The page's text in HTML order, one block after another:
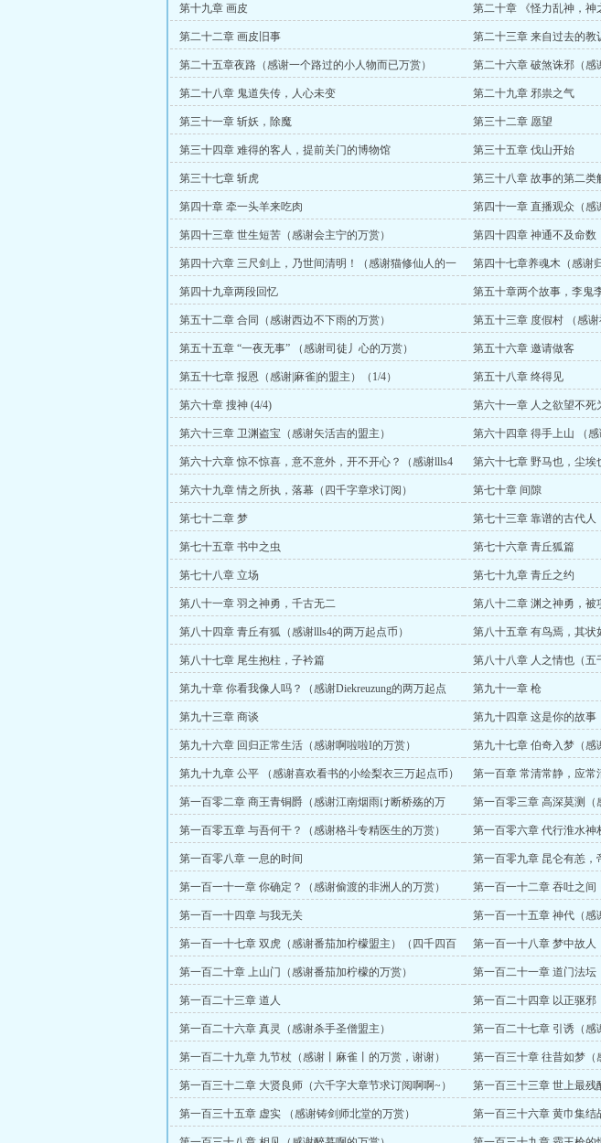
第十九章 画皮 第二十章 《怪力乱神，神
第二十二章 画皮旧事
第二十三章 来自过去的教
赏）
第二十五章夜路（感谢一个路过的小人物而已万赏）
第二十六章 破煞诛邪（
赏）
第二十八章 鬼道失传，人心未变 第二十九章 邪祟之气
第三十一章 斩妖，除魔 第三十二章 愿望
第三十四章 难得的客人，提前关门的博物馆 第三十五章 伐山开始
第三十七章 斩虎 第三十八章 故事的第二类
第四十章 牵一头羊来吃肉 第四十一章 直播观众（感
第四十三章 世生短苦（感谢会主宁的万赏） 第四十四章 神通不及命数
第四十六章 三尺剑上，乃世间清明！（感谢猫修仙人的一
万五千起点币）
第四十七章养魂木（感谢
第四十九章两段回忆 第五十章两个故事，李鬼
第五十二章 合同（感谢西边不下雨的万赏） 第五十三章 度假村 （感谢
第五十五章 “一夜无事” （感谢司徒丿心的万赏） 第五十六章 邀请做客
第五十七章 报恩（感谢|麻雀|的盟主）（1/4） 第五十八章 终得见
第六十章 搜神 (4/4) 第六十一章 人之欲望不死
第六十三章 卫渊盗宝（感谢矢活吉的盟主） 第六十四章 得手上山 （感
第六十六章 惊不惊喜，意不意外，开不开心？（感谢llls4
一万五千起点币
第六十七章 野马也，尘埃
第六十九章 情之所执，落幕（四千字章求订阅） 第七十章 间隙
第七十二章 梦 第七十三章 靠谱的古代人
第七十五章 书中之虫 第七十六章 青丘狐篇
第七十八章 立场 第七十九章 青丘之约
第八十一章 羽之神勇，千古无二 第八十二章 渊之神勇，被
第八十四章 青丘有狐（感谢llls4的两万起点币）
第八十五章 有鸟焉，其
年万赏）
第八十七章 尾生抱柱，子衿篇 第八十八章 人之情也（五
第九十章 你看我像人吗？（感谢Diekreuzung的两万起点
币）
第九十一章 枪
第九十三章 商谈 第九十四章 这是你的故事
第九十六章 回归正常生活（感谢啊啦啦I的万赏） 第九十七章 伯奇入梦（感
第九十九章 公平 （感谢喜欢看书的小绘梨衣三万起点币） 第一百章 常清常静，应常
第一百零二章 商王青铜爵（感谢江南烟雨け断桥殇的万
赏）
第一百零三章 高深莫测（
第一百零五章 与吾何干？（感谢格斗专精医生的万赏） 第一百零六章 代行淮水神
第一百零八章 一息的时间 第一百零九章 昆仑有恙，
第一百一十一章 你确定？（感谢偷渡的非洲人的万赏）
（4K章求订阅）
第一百一十二章 吞吐之间
世界有出入）
第一百一十四章 与我无关 第一百一十五章 神代（感
第一百一十七章 双虎（感谢番茄加柠檬盟主）（四千四百
字，卡文一更）
第一百一十八章 梦中故人
第一百二十章 上山门（感谢番茄加柠檬的万赏） 第一百二十一章 道门法坛
第一百二十三章 道人
第一百二十四章 以正驱邪
币）（大章求订阅）
第一百二十六章 真灵（感谢杀手圣僧盟主） 第一百二十七章 引诱（感
第一百二十九章 九节杖（感谢丨麻雀丨的万赏，谢谢）
（大章求订阅！）
第一百三十章 往昔如梦（
主）
第一百三十二章 大贤良师（六千字大章节求订阅啊啊~）
第一百三十三章 世上最残
主）
第一百三十五章 虚实 （感谢铸剑师北堂的万赏）
第一百三十六章 黄巾集结
币）（大章整理思路）